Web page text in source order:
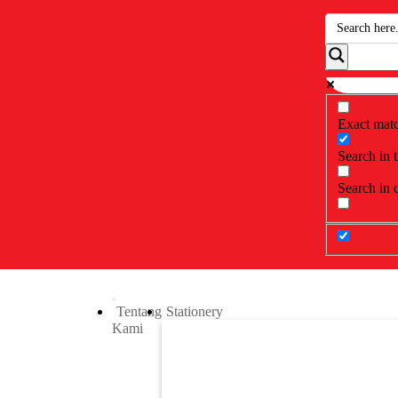
Exact
Search in
Search in
Tentang
Kami
Stationery